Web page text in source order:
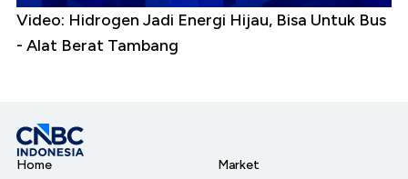
Video: Hidrogen Jadi Energi Hijau, Bisa Untuk Bus
- Alat Berat Tambang
Home
Market